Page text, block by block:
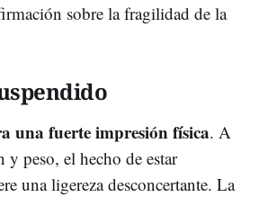
sobre la fragilidad de la
una fuerte impresión física. A
y peso, el hecho de estar
una ligereza desconcertante. La